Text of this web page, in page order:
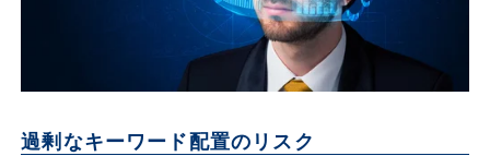
過剰なキーワード配置のリスク